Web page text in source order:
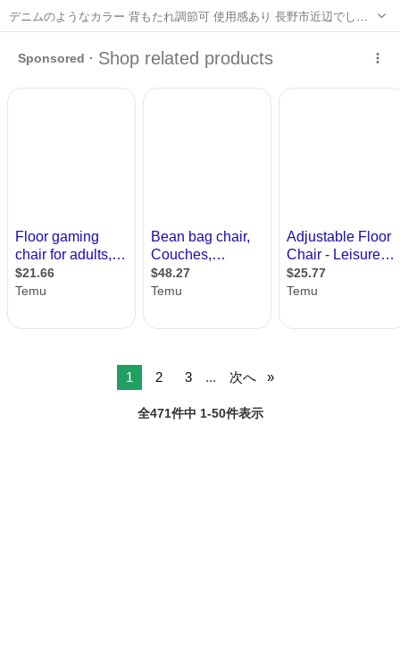
デニムのようなカラー 背もたれ調節可 使用感あり 長野市近辺でした
らお届け相談可
1 2 3 ... 次へ
全471件中 1-50件表示